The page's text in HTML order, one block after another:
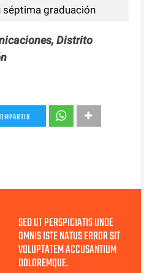
séptima graduación
Distrito
SED UT PERSPICIATIS UNDE
OMNIS ISTE NATUS ERROR SIT
VOLUPTATEM ACCUSANTIUM
DOLOREMQUE.